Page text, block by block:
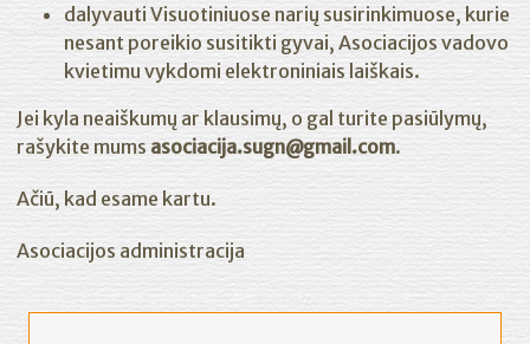
dalyvauti Visuotiniuose narių susirinkimuose, kurie
nesant poreikio susitikti gyvai, Asociacijos vadovo
kvietimu vykdomi elektroniniais laiškais.
Jei kyla neaiškumų ar klausimų, o gal turite pasiūlymų,
rašykite mums asociacija.sugn@gmail.com.
Ačiū, kad esame kartu.
Asociacijos administracija